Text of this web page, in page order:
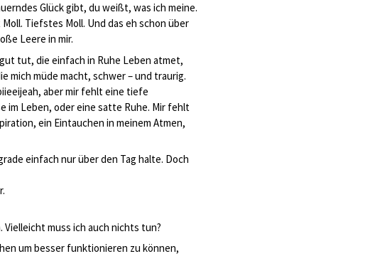
Glück gibt, du weißt, was ich meine.
Tiefstes Moll. Und das eh schon über
Leere in mir.
tut, die einfach in Ruhe Leben atmet,
mich müde macht, schwer – und traurig.
aber mir fehlt eine tiefe
im Leben, oder eine satte Ruhe. Mir fehlt
ein Eintauchen in meinem Atmen,
einfach nur über den Tag halte. Doch
muss ich auch nichts tun?
um besser funktionieren zu können,